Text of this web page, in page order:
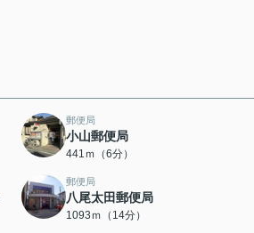
郵便局
小山郵便局
441ｍ（6分）
郵便局
八尾太田郵便局
1093ｍ（14分）